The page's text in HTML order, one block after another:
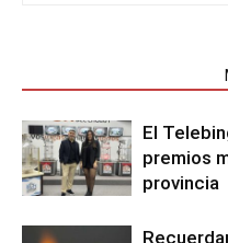
El
premios
provincia